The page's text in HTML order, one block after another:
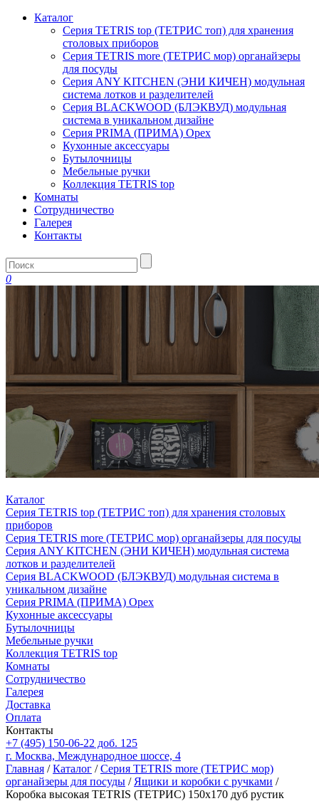
Каталог
Серия TETRIS top (ТЕТРИС топ) для хранения
столовых приборов
Серия TETRIS more (ТЕТРИС мор) органайзеры
для посуды
Серия ANY KITCHEN (ЭНИ КИЧЕН) модульная
система лотков и разделителей
Серия BLACKWOOD (БЛЭКВУД) модульная
система в уникальном дизайне
Серия PRIMA (ПРИМА) Орех
Кухонные аксессуары
Бутылочницы
Мебельные ручки
Коллекция TETRIS top
Комнаты
Сотрудничество
Галерея
Контакты
0
Каталог
Серия TETRIS top (ТЕТРИС топ) для хранения столовых
приборов
Серия TETRIS more (ТЕТРИС мор) органайзеры для посуды
Серия ANY KITCHEN (ЭНИ КИЧЕН) модульная система
лотков и разделителей
Серия BLACKWOOD (БЛЭКВУД) модульная система в
уникальном дизайне
Серия PRIMA (ПРИМА) Орех
Кухонные аксессуары
Бутылочницы
Мебельные ручки
Коллекция TETRIS top
Комнаты
Сотрудничество
Галерея
Доставка
Оплата
Контакты
+7 (495) 150-06-22 доб. 125
г. Москва, Международное шоссе, 4
Главная /Каталог /Серия TETRIS more (ТЕТРИС мор)
органайзеры для посуды / Ящики и коробки с ручками /
Коробка высокая TETRIS (ТЕТРИС) 150х170 дуб рустик